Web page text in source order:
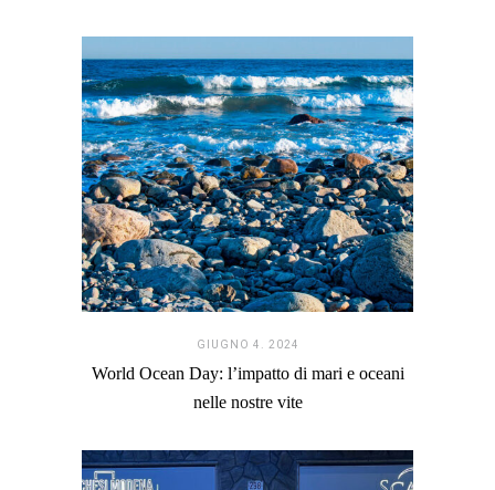
GIUGNO 4. 2024
World Ocean Day: l’impatto di mari e oceani
nelle nostre vite